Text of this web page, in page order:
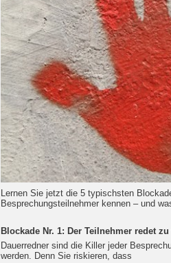
Lernen Sie jetzt die 5 typischsten
Besprechungsteilnehmer kennen – und
Blockade Nr. 1: Der Teilnehmer redet
Dauerredner sind die Killer jeder
werden. Denn Sie riskieren, dass